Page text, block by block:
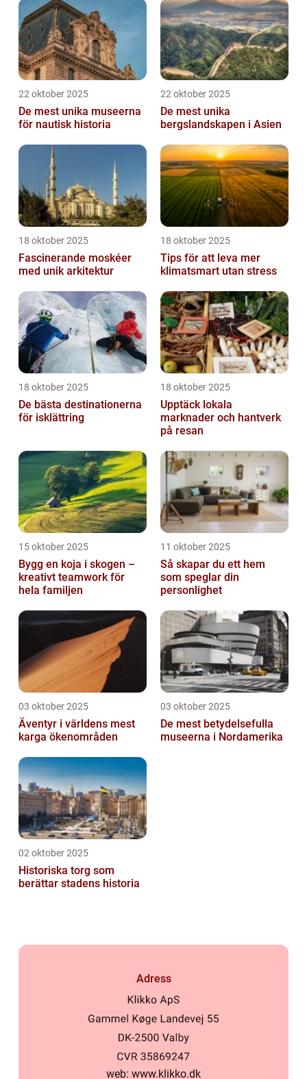
22 oktober 2025
De mest unika museerna
för nautisk historia
22 oktober 2025
De mest unika
bergslandskapen i Asien
18 oktober 2025
Fascinerande moskéer
med unik arkitektur
18 oktober 2025
Tips för att leva mer
klimatsmart utan stress
18 oktober 2025
De bästa destinationerna
för isklättring
18 oktober 2025
Upptäck lokala
marknader och hantverk
på resan
15 oktober 2025
Bygg en koja i skogen –
kreativt teamwork för
hela familjen
11 oktober 2025
Så skapar du ett hem
som speglar din
personlighet
03 oktober 2025
Äventyr i världens mest
karga ökenområden
03 oktober 2025
De mest betydelsefulla
museerna i Nordamerika
02 oktober 2025
Historiska torg som
berättar stadens historia
Adress
web: www.klikko.dk